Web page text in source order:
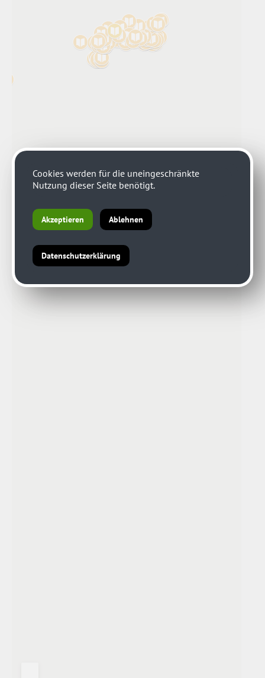
Cookies werden für die uneingeschränkte
Nutzung dieser Seite benötigt.
Akzeptieren Ablehnen
Datenschutzerklärung